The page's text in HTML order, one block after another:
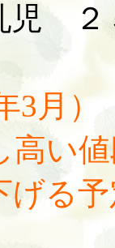
５
3月）
い
げる